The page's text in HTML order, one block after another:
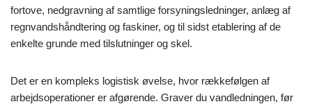
fortove, nedgravning af samtlige forsyningsledninger, anlæg af
regnvandshåndtering og faskiner, og til sidst etablering af de
enkelte grunde med tilslutninger og skel.
Det er en kompleks logistisk øvelse, hvor rækkefølgen af
arbejdsoperationer er afgørende. Graver du vandledningen, før